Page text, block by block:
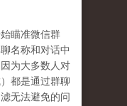
瞄准微信群
名称和对话中
为大多数人对
都是通过群聊
无法避免的问